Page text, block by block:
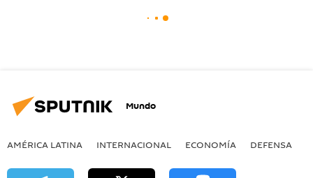
Mundo
AMÉRICA LATINA INTERNACIONAL ECONOMÍA DEFENSA